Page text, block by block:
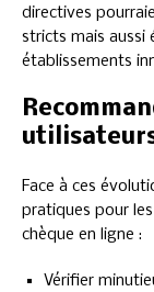
directives
stricts mais aussi
établissements
Face à ces
pratiques pour
chèque en ligne :
Vérifier